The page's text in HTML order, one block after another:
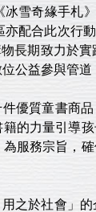
冰雪奇緣手
配合此次行
長期致力於
公益參與管
優質童書商
的力量引導
服務宗旨，
之於社會」